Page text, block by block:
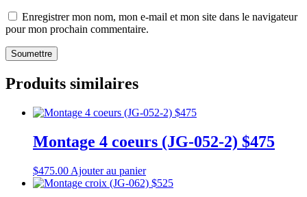
Enregistrer mon nom, mon e-mail et mon site dans le navigateur
pour mon prochain commentaire.
Produits similaires
Montage 4 coeurs (JG-052-2) $475
$475.00 Ajouter au panier